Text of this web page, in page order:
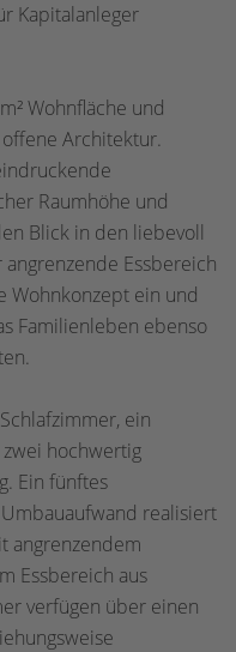
Kapitalanleger
Wohnfläche und
Architektur.
Raumhöhe und
Blick in den liebevoll
Essbereich
Wohnkonzept ein und
Familienleben ebenso
ein
hochwertig
Ein fünftes
realisiert
angrenzendem
Essbereich aus
verfügen über einen